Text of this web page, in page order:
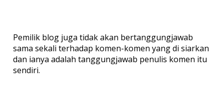
Pemilik blog juga tidak akan bertanggungjawab
sama sekali terhadap komen-komen yang di siarkan
dan ianya adalah tanggungjawab penulis komen itu
sendiri.